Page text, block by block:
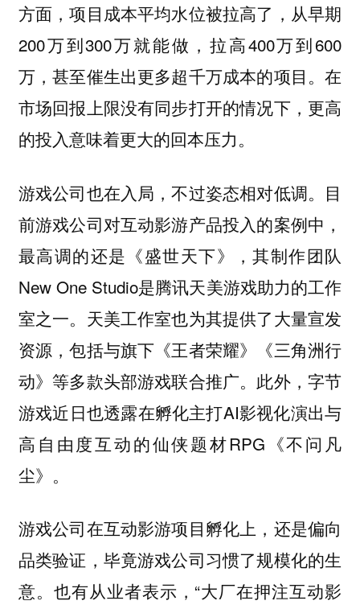
方面，项目成本平均水位被拉高了，从早期
200万到300万就能做，拉高400万到600
万，甚至催生出更多超千万成本的项目。在
市场回报上限没有同步打开的情况下，更高
的投入意味着更大的回本压力。
游戏公司也在入局，不过姿态相对低调。目
前游戏公司对互动影游产品投入的案例中，
最高调的还是《盛世天下》，其制作团队
New One Studio是腾讯天美游戏助力的工作
室之一。天美工作室也为其提供了大量宣发
资源，包括与旗下《王者荣耀》《三角洲行
动》等多款头部游戏联合推广。此外，字节
游戏近日也透露在孵化主打AI影视化演出与
高自由度互动的仙侠题材RPG《不问凡
尘》。
游戏公司在互动影游项目孵化上，还是偏向
品类验证，毕竟游戏公司习惯了规模化的生
意。也有从业者表示，“大厂在押注互动影